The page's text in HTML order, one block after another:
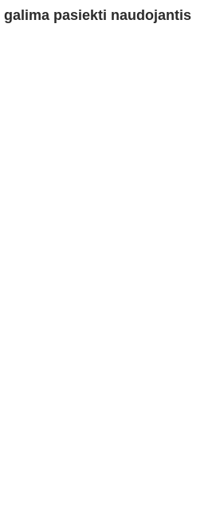
pasiekti naudojantis